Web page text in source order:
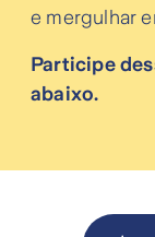
e mergulhar
Participe
abaixo.